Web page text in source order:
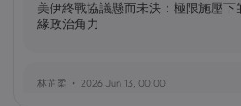
美伊終戰協議懸而未決：極限施壓下
緣政治角力
林芷柔 2026 Jun 13, 00:00